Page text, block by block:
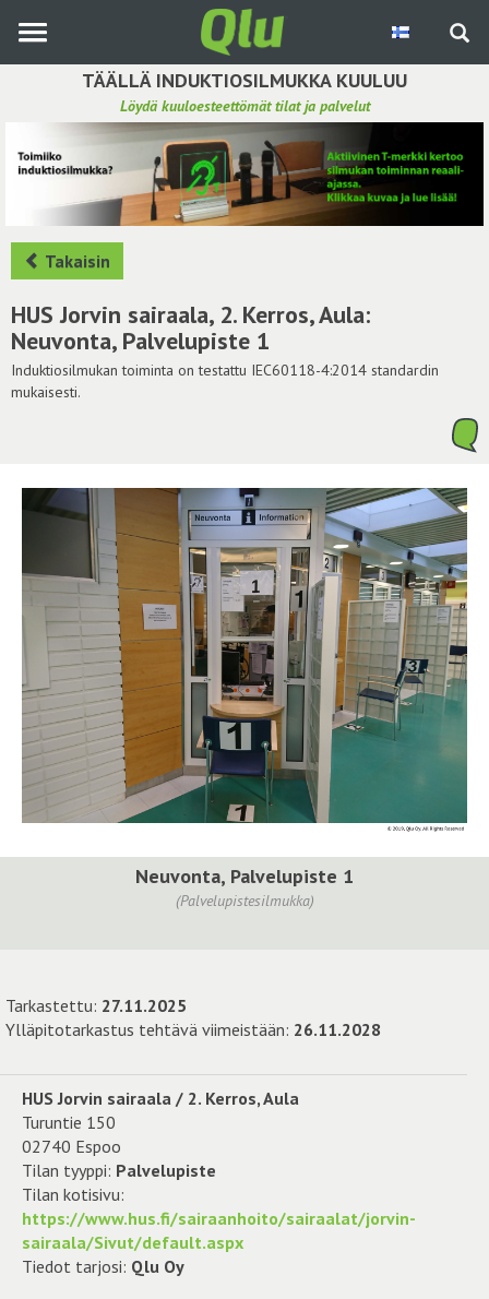
pääsisältöön
TÄÄLLÄ INDUKTIOSILMUKKA KUULUU
Löydä kuuloesteettömät tilat ja palvelut
Etsi induktiosilmukka
Tee ehdotus ja vaikuta kuulemiskokemukseen
Hae ehdotuksia
Käyttöohje
Yhteydenottopyyntö
Kirjaudu sisään
Takaisin
HUS Jorvin sairaala, 2. Kerros, Aula:
Neuvonta, Palvelupiste 1
Induktiosilmukan toiminta on testattu IEC60118-4:2014 standardin
mukaisesti.
Neuvonta, Palvelupiste 1
(Palvelupistesilmukka)
Tarkastettu: 27.11.2025
Ylläpitotarkastus tehtävä viimeistään: 26.11.2028
HUS Jorvin sairaala / 2. Kerros, Aula
Turuntie 150
02740 Espoo
Tilan tyyppi: Palvelupiste
Tilan kotisivu:
https://www.hus.fi/sairaanhoito/sairaalat/jorvin-
sairaala/Sivut/default.aspx
Tiedot tarjosi: Qlu Oy